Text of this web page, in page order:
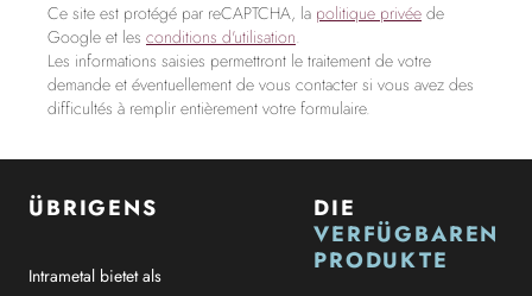
Ce site est protégé par reCAPTCHA, la politique privée de
Google et les conditions d'utilisation.
Les informations saisies permettront le traitement de votre
demande et éventuellement de vous contacter si vous avez des
difficultés à remplir entièrement votre formulaire.
ÜBRIGENS
Intrametal bietet als
DIE
VERFÜGBAREN
PRODUKTE